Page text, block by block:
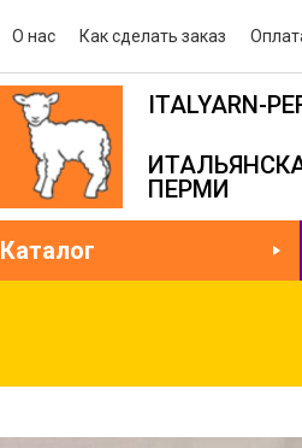
О нас Как сделать заказ
ITALYARN-
ПЕРМИ
Каталог